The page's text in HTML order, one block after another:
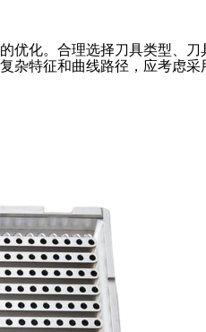
化。合理选择刀具类型、刀
杂特征和曲线路径，应考虑